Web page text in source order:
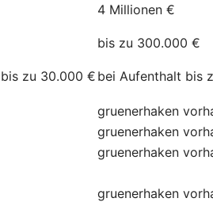
4 Millionen €
bis zu 300.000 €
zu 30.000 €bei Aufenthalt bis
gruenerhaken
gruenerhaken
gruenerhaken
gruenerhaken